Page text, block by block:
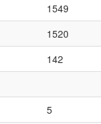
1549
1520
142
5